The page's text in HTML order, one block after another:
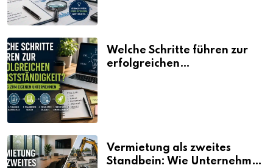
Welche Schritte führen zur
erfolgreichen
Vermietung als zweites
Standbein: Wie Unternehmen